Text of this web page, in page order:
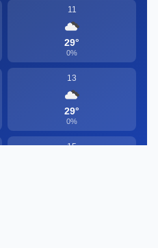
11
29°
0%
13
29°
0%
15